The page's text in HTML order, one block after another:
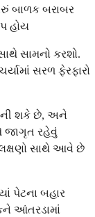
બાળક બરાબર
હોય
સામનો કરશો.
સરળ ફેરફારો
શકે છે, અને
જાગૃત રહેવું
લક્ષણો સાથે આવે છે
પેટના બહાર
આંતરડામાં